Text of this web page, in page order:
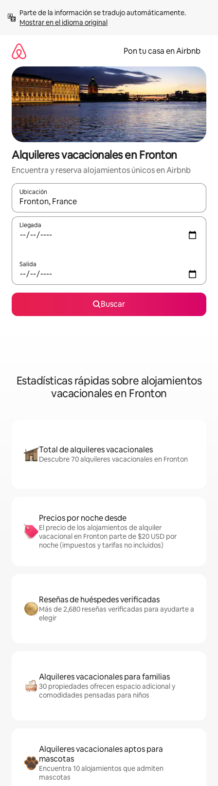
contenidoMostrar en el idioma original
Pon tu casa en Airbnb
Alquileres vacacionales en Fronton
Encuentra y reserva alojamientos únicos en Airbnb
Ubicación
Cuando los resultados estén disponibles, navega con las
Llegada
Salida
Buscar
Estadísticas rápidas sobre alojamientos
vacacionales en Fronton
Total de alquileres vacacionales
Descubre 70 alquileres vacacionales en Fronton
Precios por noche desde
El precio de los alojamientos de alquiler
vacacional en Fronton parte de $20 USD por
noche (impuestos y tarifas no incluidos)
Reseñas de huéspedes verificadas
Más de 2,680 reseñas verificadas para ayudarte a
elegir
Alquileres vacacionales para familias
30 propiedades ofrecen espacio adicional y
comodidades pensadas para niños
Alquileres vacacionales aptos para
mascotas
Encuentra 10 alojamientos que admiten
mascotas